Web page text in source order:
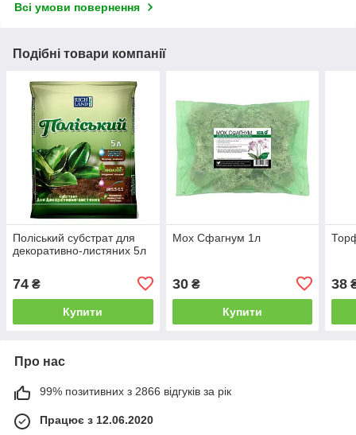
Всі умови повернення
Подібні товари компанії
Поліський субстрат для
декоративно-листяних 5л
74 ₴
Купити
Мох Сфагнум 1л
30₴
Купити
38
Про нас
99% позитивних з 2866 відгуків за рік
Працює з 12.06.2020